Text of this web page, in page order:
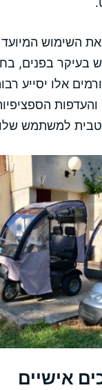
השימוש המיועד
בעיקר בפנים,
אלו יסייע
למשתמש
אישיים